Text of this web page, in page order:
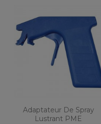
Adaptateur De Spray
Lustrant PME